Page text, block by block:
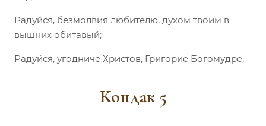
Радуйся, безмолвия любителю, духом твоим в
вышних обитавый;
Радуйся, угодниче Христов, Григорие Богомудре.
Кондак 5